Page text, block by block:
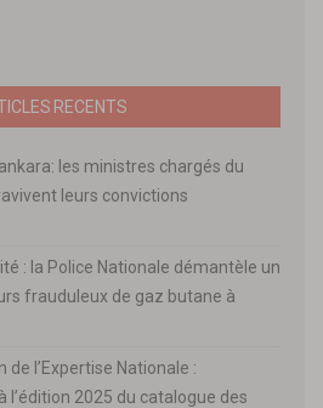
RECENTS
les ministres chargés du
leurs convictions
: la Police Nationale démantèle un
frauduleux de gaz butane à
l’Expertise Nationale :
l’édition 2025 du catalogue des